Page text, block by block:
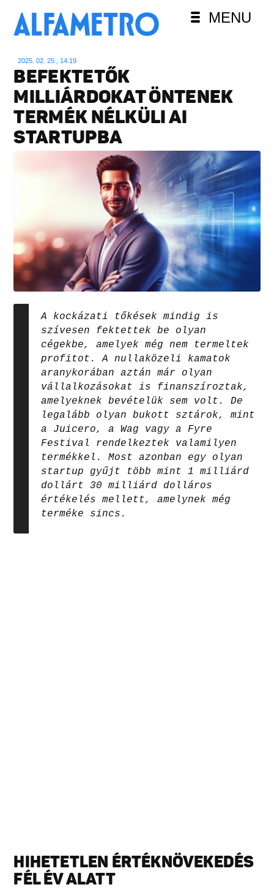
MENU
2025. 02. 25., 14:19
BEFEKTETŐK
MILLIÁRDOKAT ÖNTENEK
TERMÉK NÉLKÜLI AI
STARTUPBA
A kockázati tőkések mindig is
szívesen fektettek be olyan
cégekbe, amelyek még nem termeltek
profitot. A nullaközeli kamatok
aranykorában aztán már olyan
vállalkozásokat is finanszíroztak,
amelyeknek bevételük sem volt. De
legalább olyan bukott sztárok, mint
a Juicero, a Wag vagy a Fyre
Festival rendelkeztek valamilyen
termékkel. Most azonban egy olyan
startup gyűjt több mint 1 milliárd
dollárt 30 milliárd dolláros
értékelés mellett, amelynek még
terméke sincs.
HIHETETLEN ÉRTÉKNÖVEKEDÉS
FÉL ÉV ALATT